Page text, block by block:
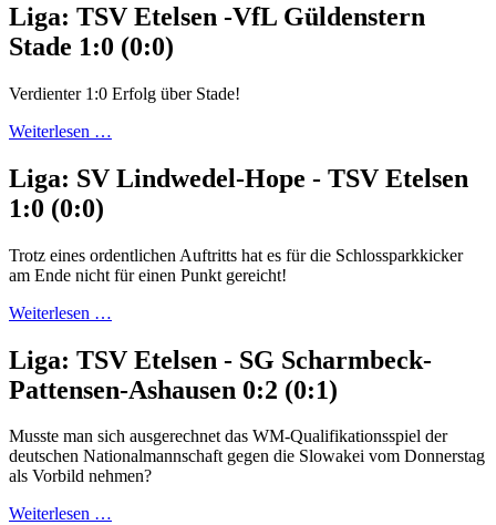
Liga: TSV Etelsen -VfL Güldenstern
Stade 1:0 (0:0)
Verdienter 1:0 Erfolg über Stade!
Weiterlesen …
Liga: SV Lindwedel-Hope - TSV Etelsen
1:0 (0:0)
Trotz eines ordentlichen Auftritts hat es für die Schlossparkkicker
am Ende nicht für einen Punkt gereicht!
Weiterlesen …
Liga: TSV Etelsen - SG Scharmbeck-
Pattensen-Ashausen 0:2 (0:1)
Musste man sich ausgerechnet das WM-Qualifikationsspiel der
deutschen Nationalmannschaft gegen die Slowakei vom Donnerstag
als Vorbild nehmen?
Weiterlesen …